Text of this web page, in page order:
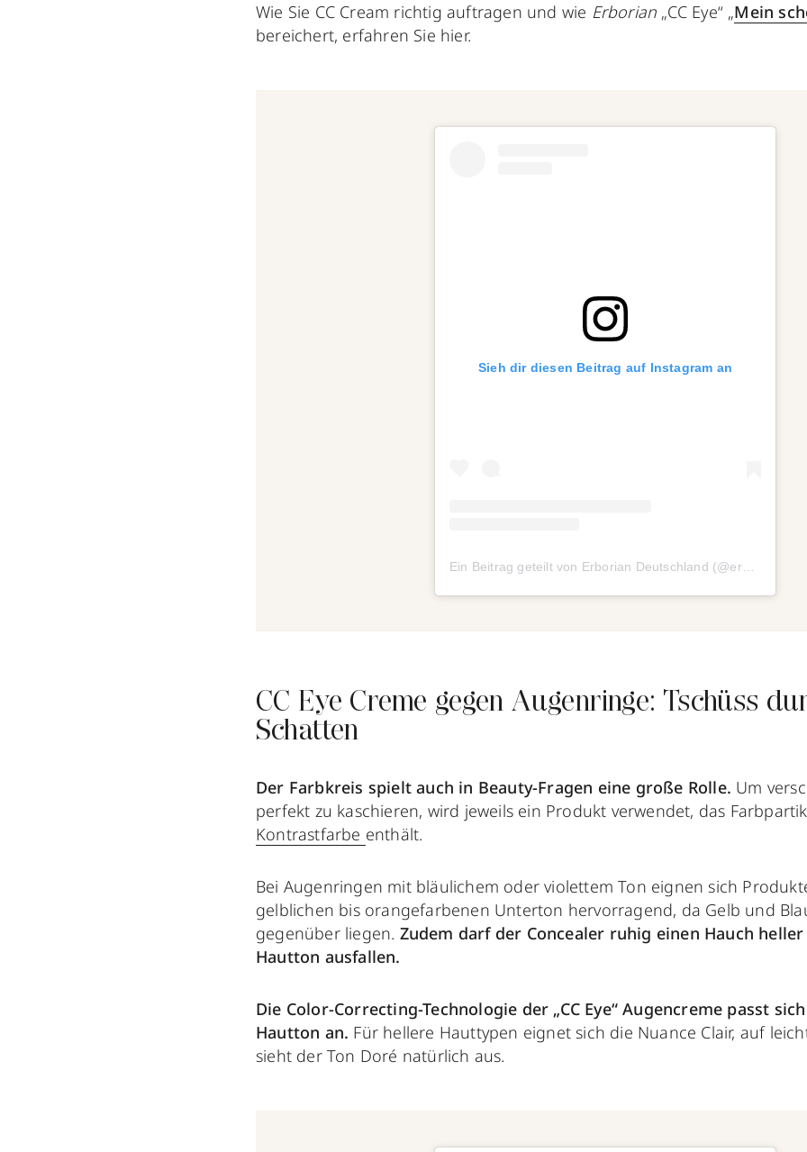
Wie Sie CC Cream richtig auftragen und wie Erborian „CC Eye“ „Mein
bereichert, erfahren Sie hier.
Sieh dir diesen Beitrag auf Instagram an
CC Eye Creme gegen Augenringe: Tschüss
Schatten
Der Farbkreis spielt auch in Beauty-Fragen eine große Rolle. Um
perfekt zu kaschieren, wird jeweils ein Produkt verwendet, das
Kontrastfarbe enthält.
Bei Augenringen mit bläulichem oder violettem Ton eignen sich
gelblichen bis orangefarbenen Unterton hervorragend, da Gelb und
gegenüber liegen. Zudem darf der Concealer ruhig einen Hauch
Hautton ausfallen.
Die Color-Correcting-Technologie der „CC Eye“ Augencreme passt
Hautton an. Für hellere Hauttypen eignet sich die Nuance Clair, auf
sieht der Ton Doré natürlich aus.